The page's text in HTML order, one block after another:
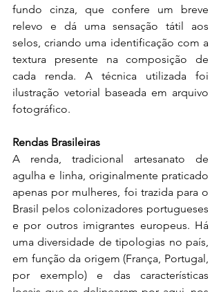
fundo cinza, que confere um breve
relevo e dá uma sensação tátil aos
selos, criando uma identificação com a
textura presente na composição de
cada renda. A técnica utilizada foi
ilustração vetorial baseada em arquivo
fotográfico.
Rendas Brasileiras
A renda, tradicional artesanato de
agulha e linha, originalmente praticado
apenas por mulheres, foi trazida para o
Brasil pelos colonizadores portugueses
e por outros imigrantes europeus. Há
uma diversidade de tipologias no país,
em função da origem (França, Portugal,
por exemplo) e das características